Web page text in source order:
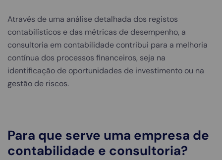
Através de uma análise detalhada dos registos
contabilísticos e das métricas de desempenho, a
consultoria em contabilidade contribui para a melhoria
contínua dos processos financeiros, seja na
identificação de oportunidades de investimento ou na
gestão de riscos.
Para que serve uma empresa de
contabilidade e consultoria?